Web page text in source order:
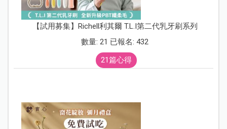
【試用募集】Richell利其爾 T.L.I第二代乳牙刷系列
數量: 21 已報名: 432
21篇心得